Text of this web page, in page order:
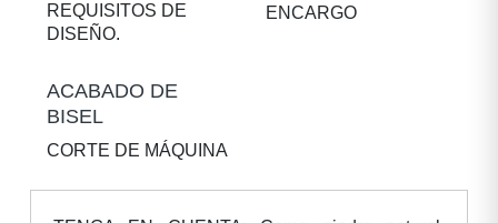
REQUISITOS DE
DISEÑO.
ENCARGO
ACABADO DE
BISEL
CORTE DE MÁQUINA